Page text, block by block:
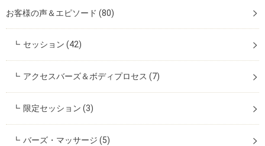
お客様の声＆エピソード (80)
セッション(42)
アクセスバーズ＆ボディプロセス(7)
限定セッション(3)
バーズ・マッサージ(5)